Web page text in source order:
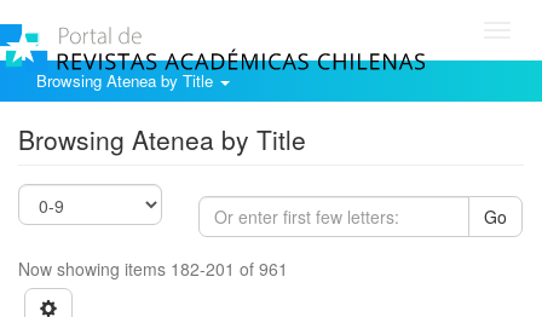
Browsing Atenea by Title
Browsing Atenea by Title
Go
Now showing items 182-201 of 961